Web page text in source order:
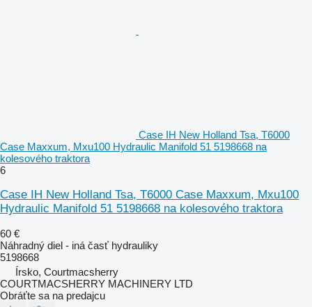
Case IH New Holland Tsa, T6000
Case Maxxum, Mxu100 Hydraulic Manifold 51 5198668 na
kolesového traktora
6
Case IH New Holland Tsa, T6000 Case Maxxum, Mxu100
Hydraulic Manifold 51 5198668 na kolesového traktora
60 €
Náhradný diel - iná časť hydrauliky
5198668
Írsko, Courtmacsherry
COURTMACSHERRY MACHINERY LTD
Obráťte sa na predajcu